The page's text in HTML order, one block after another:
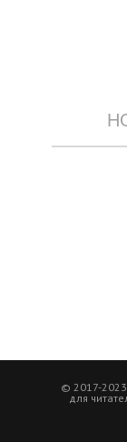
© 2017-
для